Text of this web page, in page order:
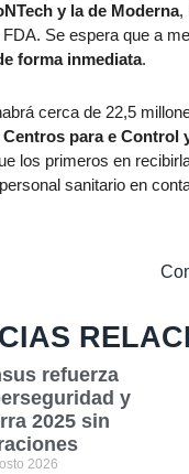
y la de Moderna,
Se espera que a
forma inmediata.
cerca de 22,5
Centros para e Control
los primeros en
sanitario en
refuerza
y
2025 sin
2026